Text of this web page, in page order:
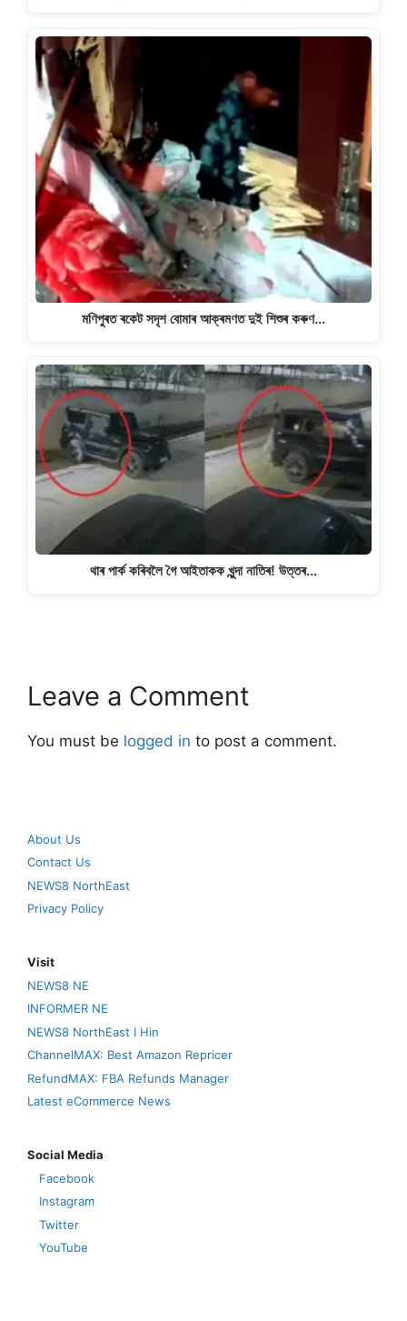
মণিপুৰত ৰকেট সদৃশ বোমাৰ আক্ৰমণত দুই শিশুৰ কৰুণ…
থাৰ পাৰ্ক কৰিবলৈ গৈ আইতাকক খুন্দা নাতিৰ! উত্তৰ…
Leave a Comment
You must be logged in to post a comment.
About Us
Contact Us
NEWS8 NorthEast
Privacy Policy
Visit
NEWS8 NE
INFORMER NE
NEWS8 NorthEast I Hin
ChannelMAX: Best Amazon Repricer
RefundMAX: FBA Refunds Manager
Latest eCommerce News
Social Media
Facebook
Instagram
Twitter
YouTube